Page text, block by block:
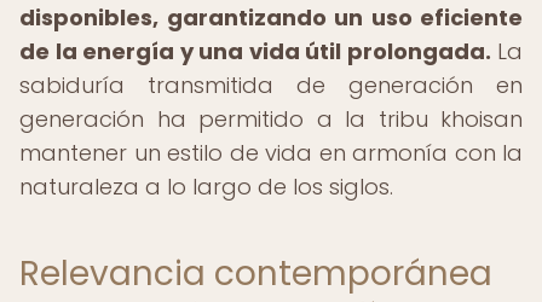
disponibles, garantizando un uso eficiente
de la energía y una vida útil prolongada. La
sabiduría transmitida de generación en
generación ha permitido a la tribu khoisan
mantener un estilo de vida en armonía con la
naturaleza a lo largo de los siglos.
Relevancia contemporánea